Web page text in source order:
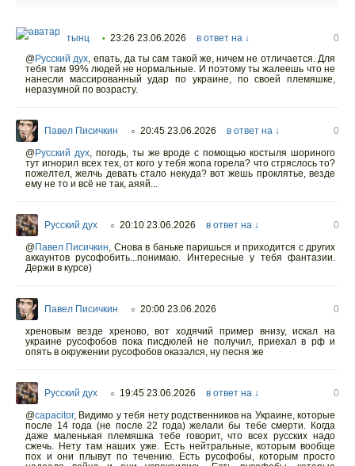
тынц • 23:26 23.06.2026 в ответ на ↓
0
@Русский дух епать, да ты сам такой же, ничем не отличается. Для
тебя там 99% людей не нормальные. И поэтому ты жалеешь что не
нанесли массированный удар по украине, по своей племяшке,
неразумной по возрасту.
Павел Писичкин ○ 20:45 23.06.2026 в ответ на ↓
0
@Русский дух, погодь, ты же вроде с помощью костыля шориного
тут игнорил всех тех, от кого у тебя жопа горела? что стряслось то?
пожелтел, желчь девать стало некуда? вот жешь проклятье, везде
ему не то и всё не так, аяяй...
Русский дух ○ 20:10 23.06.2026 в ответ на ↓
0
@Павел Писичкин Снова в баньке паришься и приходится с других
аккаунтов русофобить...понимаю. Интересные у тебя фантазии.
Держи в курсе)
Павел Писичкин ○ 20:00 23.06.2026
0
хреновым везде хреново, вот ходячий пример внизу, искал на
украине русофобов пока писдюлей не получил, приехал в рф и
опять в окружении русофобов оказался, ну песня же
Русский дух ○ 19:45 23.06.2026 в ответ на ↓
0
@capacitor, Видимо у тебя нету родственников на Украине, которые
после 14 года (не после 22 года) желали бы тебе смерти. Когда
даже маленькая племяшка тебе говорит, что всех русских надо
сжечь. Нету там наших уже. Есть нейтральные, которым вообще
пох и они плывут по течению. Есть русофобы, которым просто